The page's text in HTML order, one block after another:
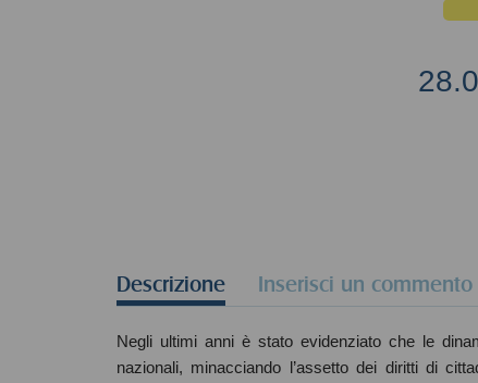
Descrizione Inserisci un commento
Negli ultimi anni è stato evidenziato che le
nazionali, minacciando l’assetto dei diritti di